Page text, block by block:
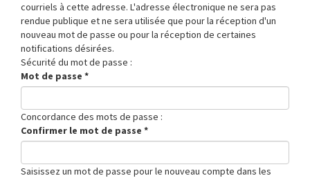
courriels à cette adresse. L'adresse électronique ne sera pas
rendue publique et ne sera utilisée que pour la réception d'un
nouveau mot de passe ou pour la réception de certaines
notifications désirées.
Sécurité du mot de passe :
Mot de passe *
Concordance des mots de passe :
Confirmer le mot de passe *
Saisissez un mot de passe pour le nouveau compte dans les